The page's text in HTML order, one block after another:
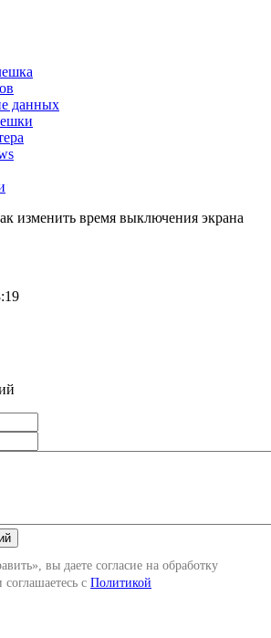
данных
изменить время выключения экрана
вы даете согласие на обработку
с Политикой